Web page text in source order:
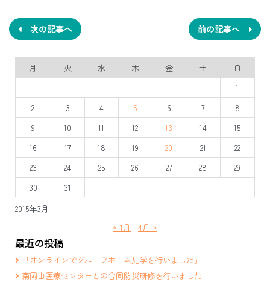
稿
ナ
ビ
ゲ
ー
シ
ョ
ン
前の記事へ
次の記事へ
2015年3月
月 火 水 木 金 土
日
1
2
3 4 5 6 7
8
9
10 11 12 13 14
15
16
17 18 19 20 21
22
23
24 25 26 27 28
29
30
31
« 1月 4月 »
最近の投稿
「オンラインでグループホーム見学を行いました」
南岡山医療センターとの合同防災研修を行いました